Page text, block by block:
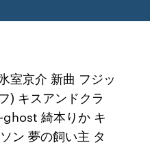
室京介 新曲 フジッ
) キスアンドクラ
ghost 綺本りか キ
ン 夢の飼い主 タ